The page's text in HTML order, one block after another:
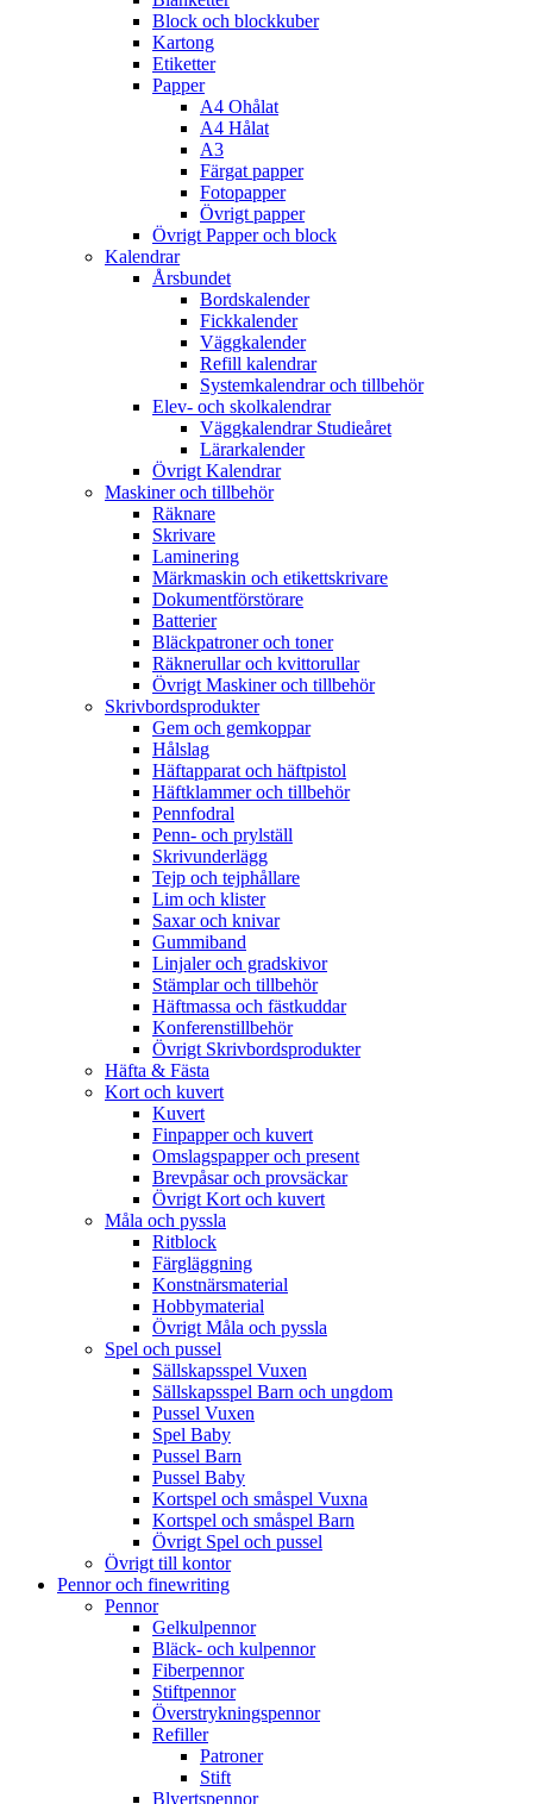
Block och blockkuber
Kartong
Etiketter
Papper
A4 Ohålat
A4 Hålat
A3
Färgat papper
Fotopapper
Övrigt papper
Övrigt Papper och block
Kalendrar
Årsbundet
Bordskalender
Fickkalender
Väggkalender
Refill kalendrar
Systemkalendrar och tillbehör
Elev- och skolkalendrar
Väggkalendrar Studieåret
Lärarkalender
Övrigt Kalendrar
Maskiner och tillbehör
Räknare
Skrivare
Laminering
Märkmaskin och etikettskrivare
Dokumentförstörare
Batterier
Bläckpatroner och toner
Räknerullar och kvittorullar
Övrigt Maskiner och tillbehör
Skrivbordsprodukter
Gem och gemkoppar
Hålslag
Häftapparat och häftpistol
Häftklammer och tillbehör
Pennfodral
Penn- och prylställ
Skrivunderlägg
Tejp och tejphållare
Lim och klister
Saxar och knivar
Gummiband
Linjaler och gradskivor
Stämplar och tillbehör
Häftmassa och fästkuddar
Konferenstillbehör
Övrigt Skrivbordsprodukter
Häfta & Fästa
Kort och kuvert
Kuvert
Finpapper och kuvert
Omslagspapper och present
Brevpåsar och provsäckar
Övrigt Kort och kuvert
Måla och pyssla
Ritblock
Färgläggning
Konstnärsmaterial
Hobbymaterial
Övrigt Måla och pyssla
Spel och pussel
Sällskapsspel Vuxen
Sällskapsspel Barn och ungdom
Pussel Vuxen
Spel Baby
Pussel Barn
Pussel Baby
Kortspel och småspel Vuxna
Kortspel och småspel Barn
Övrigt Spel och pussel
Övrigt till kontor
Pennor och finewriting
Pennor
Gelkulpennor
Bläck- och kulpennor
Fiberpennor
Stiftpennor
Överstrykningspennor
Refiller
Patroner
Stift
Blyertspennor